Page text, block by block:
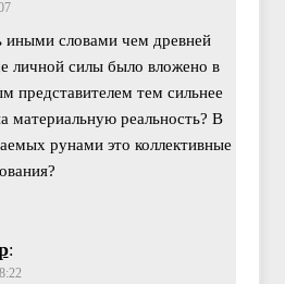
иными словами чем древней
личной силы было вложено в
представителем тем сильнее
материальную реальность? В
рунами это коллективные
: